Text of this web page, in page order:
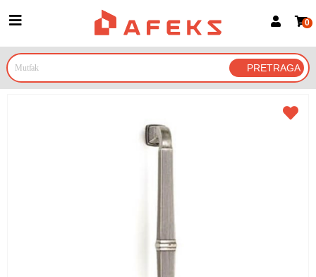
Prijava za članove
Prijavite se Google nalogom
0